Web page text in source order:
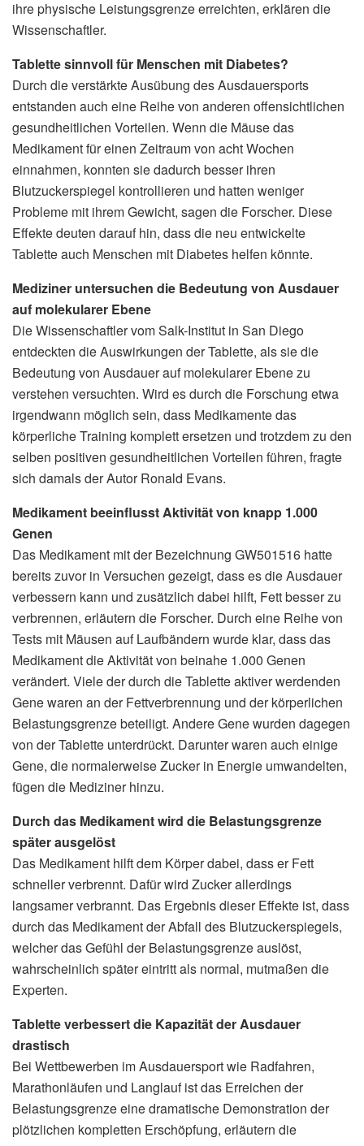
ihre physische Leistungsgrenze erreichten, erklären die
Wissenschaftler.
Tablette sinnvoll für Menschen mit Diabetes?
Durch die verstärkte Ausübung des Ausdauersports
entstanden auch eine Reihe von anderen offensichtlichen
gesundheitlichen Vorteilen. Wenn die Mäuse das
Medikament für einen Zeitraum von acht Wochen
einnahmen, konnten sie dadurch besser ihren
Blutzuckerspiegel kontrollieren und hatten weniger
Probleme mit ihrem Gewicht, sagen die Forscher. Diese
Effekte deuten darauf hin, dass die neu entwickelte
Tablette auch Menschen mit Diabetes helfen könnte.
Mediziner untersuchen die Bedeutung von Ausdauer
auf molekularer Ebene
Die Wissenschaftler vom Salk-Institut in San Diego
entdeckten die Auswirkungen der Tablette, als sie die
Bedeutung von Ausdauer auf molekularer Ebene zu
verstehen versuchten. Wird es durch die Forschung etwa
irgendwann möglich sein, dass Medikamente das
körperliche Training komplett ersetzen und trotzdem zu den
selben positiven gesundheitlichen Vorteilen führen, fragte
sich damals der Autor Ronald Evans.
Medikament beeinflusst Aktivität von knapp 1.000
Genen
Das Medikament mit der Bezeichnung GW501516 hatte
bereits zuvor in Versuchen gezeigt, dass es die Ausdauer
verbessern kann und zusätzlich dabei hilft, Fett besser zu
verbrennen, erläutern die Forscher. Durch eine Reihe von
Tests mit Mäusen auf Laufbändern wurde klar, dass das
Medikament die Aktivität von beinahe 1.000 Genen
verändert. Viele der durch die Tablette aktiver werdenden
Gene waren an der Fettverbrennung und der körperlichen
Belastungsgrenze beteiligt. Andere Gene wurden dagegen
von der Tablette unterdrückt. Darunter waren auch einige
Gene, die normalerweise Zucker in Energie umwandelten,
fügen die Mediziner hinzu.
Durch das Medikament wird die Belastungsgrenze
später ausgelöst
Das Medikament hilft dem Körper dabei, dass er Fett
schneller verbrennt. Dafür wird Zucker allerdings
langsamer verbrannt. Das Ergebnis dieser Effekte ist, dass
durch das Medikament der Abfall des Blutzuckerspiegels,
welcher das Gefühl der Belastungsgrenze auslöst,
wahrscheinlich später eintritt als normal, mutmaßen die
Experten.
Tablette verbessert die Kapazität der Ausdauer
drastisch
Bei Wettbewerben im Ausdauersport wie Radfahren,
Marathonläufen und Langlauf ist das Erreichen der
Belastungsgrenze eine dramatische Demonstration der
plötzlichen kompletten Erschöpfung, erläutern die